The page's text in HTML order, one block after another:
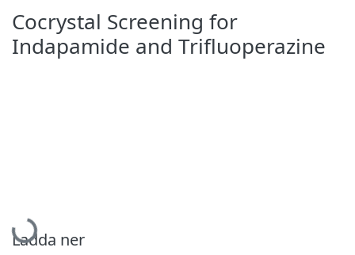
Cocrystal Screening for
Indapamide and Trifluoperazine
Hämtar...
Ladda ner